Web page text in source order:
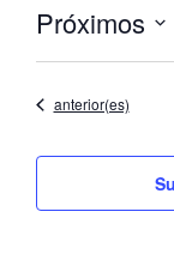
Próximos
la
Eventos
anterior(es)